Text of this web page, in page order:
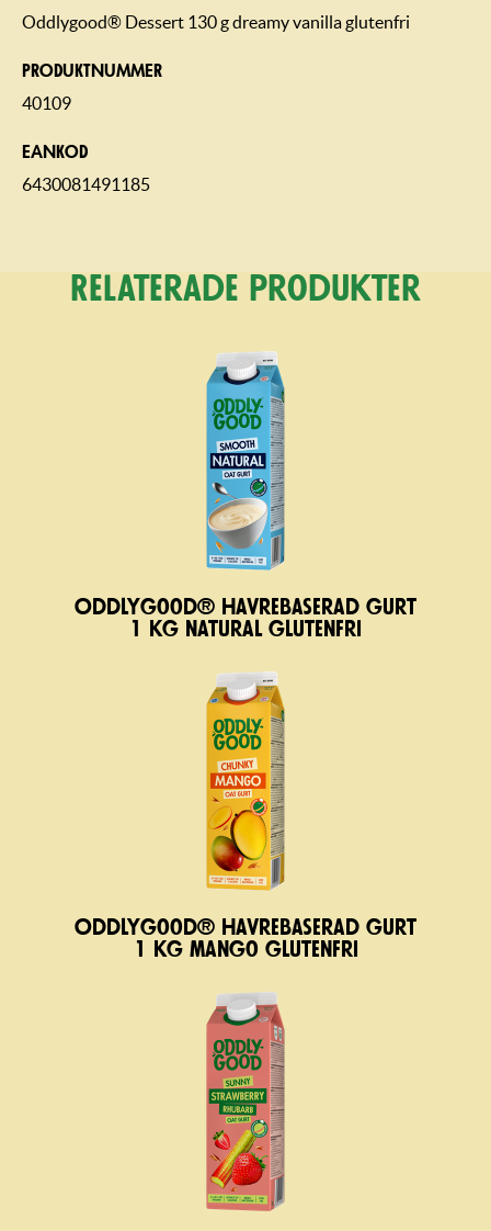
Oddlygood® Dessert 130 g dreamy vanilla glutenfri
PRODUKTNUMMER
40109
EANKOD
6430081491185
Relaterade produkter
Oddlygood® havrebaserad gurt
1 kg natural glutenfri
Oddlygood® havrebaserad gurt
1 kg mango glutenfri